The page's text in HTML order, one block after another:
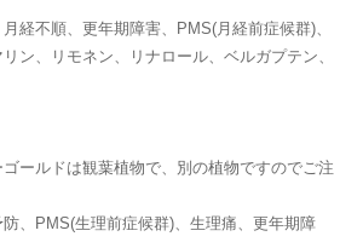
経不順、更年期障害、PMS(月経前症候群)、
ン、リモネン、リナロール、ベルガプテン、
ールドは観葉植物で、別の植物ですのでご注
、PMS(生理前症候群)、生理痛、更年期障